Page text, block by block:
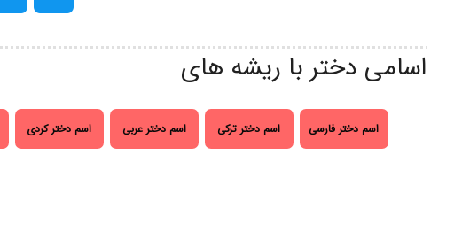
اسامی دختر با ریشه های
اسم دختر فارسی اسم دختر ترکی اسم دختر عربی اسم دختر کردی